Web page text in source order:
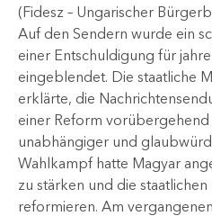
(Fidesz – Ungarischer
Auf den Sendern wurde ein
einer Entschuldigung für
eingeblendet. Die staatliche
erklärte, die
einer Reform
unabhängiger und
Wahlkampf hatte Magyar
zu stärken und die
reformieren. Am